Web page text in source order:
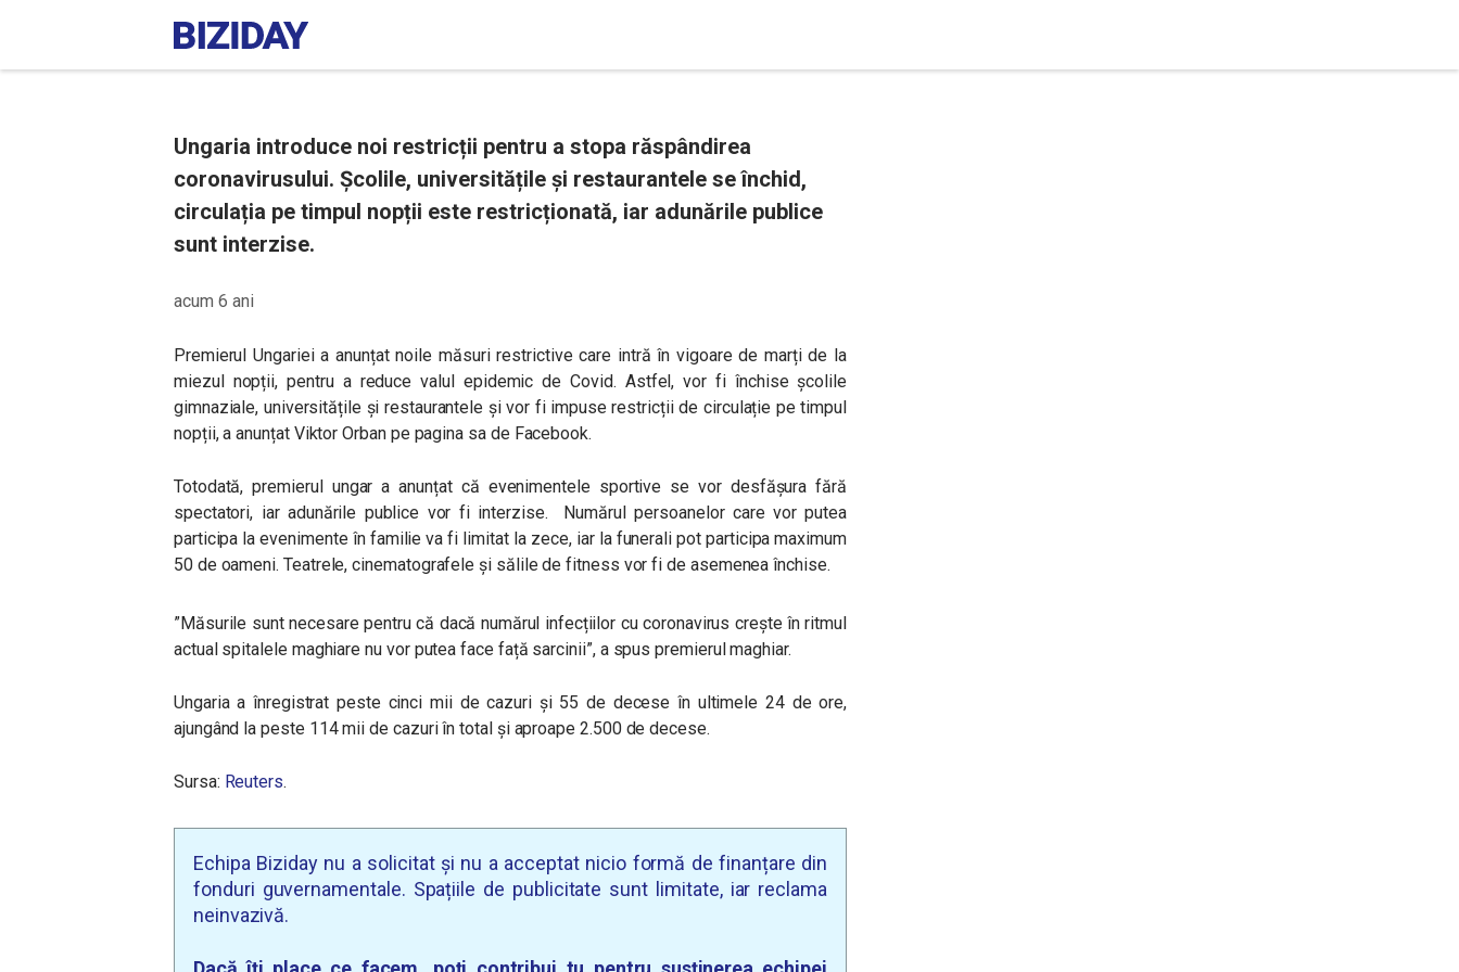
Ungaria introduce noi restricții pentru a stopa răspândirea
coronavirusului. Școlile, universitățile și restaurantele se închid,
circulația pe timpul nopții este restricționată, iar adunările publice
sunt interzise.
acum 6 ani
Premierul Ungariei a anunțat noile măsuri restrictive care intră în vigoare de marți de la
miezul nopții, pentru a reduce valul epidemic de Covid. Astfel, vor fi închise școlile
gimnaziale, universitățile și restaurantele și vor fi impuse restricții de circulație pe timpul
nopții, a anunțat Viktor Orban pe pagina sa de Facebook.
Totodată, premierul ungar a anunțat că evenimentele sportive se vor desfășura fără
spectatori, iar adunările publice vor fi interzise. Numărul persoanelor care vor putea
participa la evenimente în familie va fi limitat la zece, iar la funerali pot participa maximum
50 de oameni. Teatrele, cinematografele și sălile de fitness vor fi de asemenea închise.
”Măsurile sunt necesare pentru că dacă numărul infecțiilor cu coronavirus crește în ritmul
actual spitalele maghiare nu vor putea face față sarcinii”, a spus premierul maghiar.
Ungaria a înregistrat peste cinci mii de cazuri și 55 de decese în ultimele 24 de ore,
ajungând la peste 114 mii de cazuri în total și aproape 2.500 de decese.
Sursa: Reuters.
Echipa Biziday nu a solicitat și nu a acceptat nicio formă de finanțare din
fonduri guvernamentale. Spațiile de publicitate sunt limitate, iar reclama
neinvazivă.